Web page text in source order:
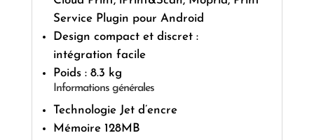
Service Plugin pour Android
Design compact et discret :
intégration facile
Poids : 8.3 kg
Informations générales
Technologie Jet d’encre
Mémoire 128MB